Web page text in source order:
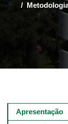
Main
navigation
Apresentação